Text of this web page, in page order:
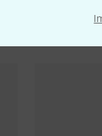
Artikel